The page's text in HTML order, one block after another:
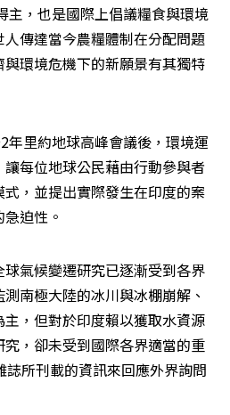
主，也是國際上倡議糧食與環境
傳達當今農糧體制在分配問題
環境危機下的新願景有其獨特
年里約地球高峰會議後，環境運
每位地球公民藉由行動參與者
，並提出實際發生在印度的案
迫性。
氣候變遷研究已逐漸受到各界
南極大陸的冰川與冰棚崩解、
，但對於印度賴以獲取水資源
，卻未受到國際各界適當的重
誌所刊載的資訊來回應外界詢問